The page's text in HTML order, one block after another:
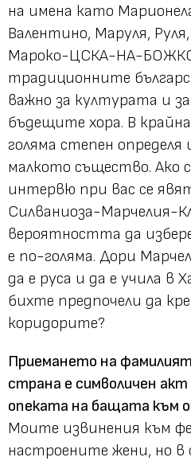
на имена като
Валентино, Маруля,
Мароко-ЦСКА-НА-
традиционните
важно за културата и
бъдещите хора. В
голяма степен определя
малкото същество. Ако
интервю при вас се
Силваниоза-Марчелия-
вероятността да
е по-голяма. Дори
да е руса и да е учила в
бихте предпочели да
коридорите?
Приемането на
страна е символичен
опеката на бащата към
Моите извинения към
настроените жени, но в